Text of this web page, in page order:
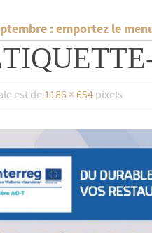
: emportez le
est de 1186 × 654pixels